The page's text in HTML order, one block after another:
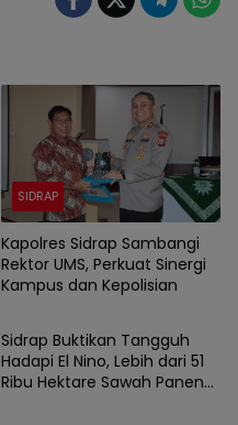
SIDRAP
Kapolres Sidrap Sambangi
Rektor UMS, Perkuat Sinergi
Kampus dan Kepolisian
SIDRAP
Sidrap Buktikan Tangguh
Hadapi El Nino, Lebih dari 51
Ribu Hektare Sawah Panen
SIDRAP